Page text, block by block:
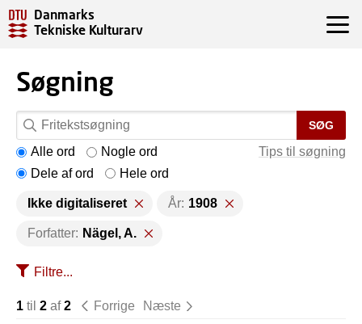
Danmarks
Tekniske Kulturarv
Søgning
SØG
Tips til søgning
Alle ord
Nogle ord
Dele af ord
Hele ord
Ikke digitaliseret År: 1908
Forfatter: Nägel, A.
Filtre...
1 til 2 af2 Forrige
Næste